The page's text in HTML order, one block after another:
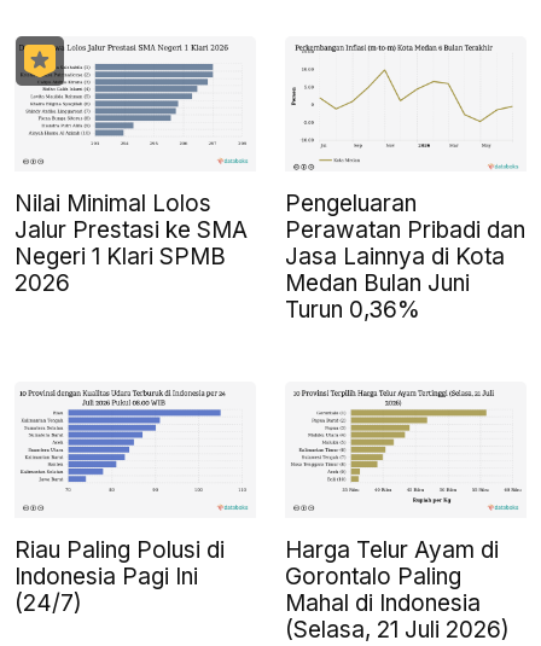
Nilai Minimal Lolos
Jalur Prestasi ke SMA
Negeri 1 Klari SPMB
2026
Pengeluaran
Perawatan Pribadi dan
Jasa Lainnya di Kota
Medan Bulan Juni
Turun 0,36%
Riau Paling Polusi di
Indonesia Pagi Ini
(24/7)
Harga Telur Ayam di
Gorontalo Paling
Mahal di Indonesia
(Selasa, 21 Juli 2026)